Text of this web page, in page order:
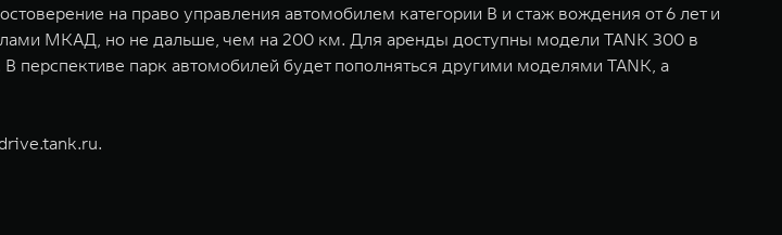
на право управления автомобилем категории В и стаж вождения от 6 лет и
МКАД, но не дальше, чем на 200 км. Для аренды доступны модели TANK 300 в
перспективе парк автомобилей будет пополняться другими моделями TANK, а